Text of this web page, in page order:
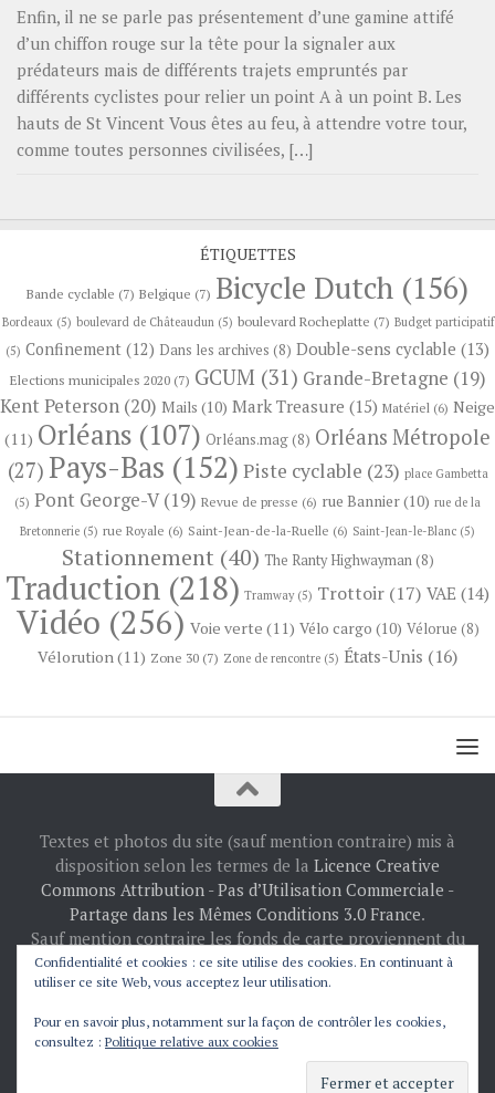
Enfin, il ne se parle pas présentement d’une gamine attifé
d’un chiffon rouge sur la tête pour la signaler aux
prédateurs mais de différents trajets empruntés par
différents cyclistes pour relier un point A à un point B. Les
hauts de St Vincent Vous êtes au feu, à attendre votre tour,
comme toutes personnes civilisées, […]
ÉTIQUETTES
Bande cyclable (7) Belgique (7) Bicycle Dutch (156)
Bordeaux(5) boulevard de Châteaudun(5) boulevard Rocheplatte (7) Budget participatif
(5) Confinement (12) Dans les archives (8) Double-sens cyclable (13)
Elections municipales 2020(7) GCUM(31) Grande-Bretagne (19)
Kent Peterson (20) Mails (10) Mark Treasure (15) Matériel (6) Neige
(11) Orléans (107) Orléans.mag (8) Orléans Métropole
(27) Pays-Bas (152) Piste cyclable (23) place Gambetta
(5) Pont George-V(19) Revue de presse (6) rue Bannier(10) rue de la
Bretonnerie (5) rue Royale (6) Saint-Jean-de-la-Ruelle (6) Saint-Jean-le-Blanc (5)
Stationnement (40) The Ranty Highwayman(8)
Traduction (218) Tramway(5) Trottoir (17) VAE (14)
Vidéo (256) Voie verte (11) Vélo cargo (10) Vélorue (8)
Vélorution(11) Zone 30 (7) Zone de rencontre (5) États-Unis (16)
Textes et photos du site (sauf mention contraire) mis à
disposition selon les termes de la Licence Creative
Commons Attribution - Pas d’Utilisation Commerciale -
Partage dans les Mêmes Conditions 3.0 France.
Sauf mention contraire les fonds de carte proviennent du
projetOpenStreetMap: © les contributeurs
d’OpenStreetMap.
Fièrement propulsé par - Conçu parThème Hueman
Confidentialité et cookies : ce site utilise des cookies. En continuant à
utiliser ce site Web, vous acceptez leur utilisation.
Pour en savoir plus, notamment sur la façon de contrôler les cookies,
consultez : Politique relative aux cookies